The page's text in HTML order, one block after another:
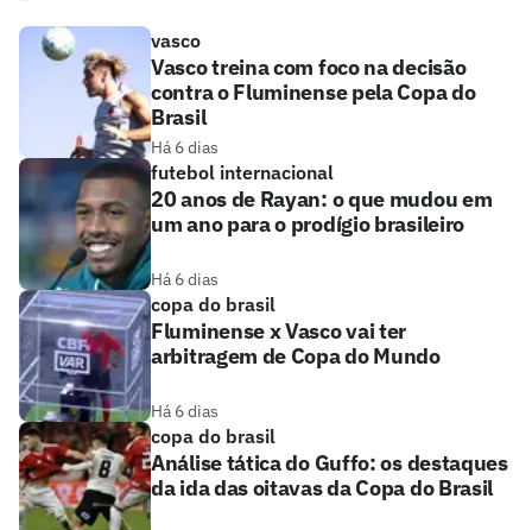
vasco
Vasco treina com foco na decisão
contra o Fluminense pela Copa do
Brasil
Há 6 dias
futebol internacional
20 anos de Rayan: o que mudou em
um ano para o prodígio brasileiro
Há 6 dias
copa do brasil
Fluminense x Vasco vai ter
arbitragem de Copa do Mundo
Há 6 dias
copa do brasil
Análise tática do Guffo: os destaques
da ida das oitavas da Copa do Brasil